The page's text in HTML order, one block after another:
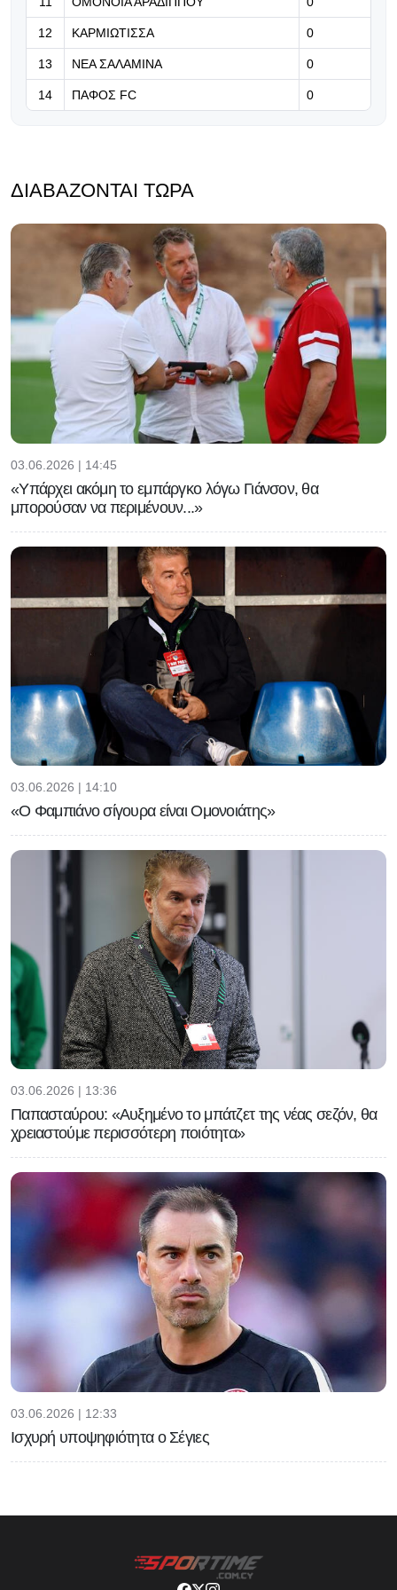
ιστορίας του Συλλόγου
12 ΚΑΡΜΙΩΤΙΣΣΑ 0
13 ΝΕΑ ΣΑΛΑΜΙΝΑ 0
14 ΠΑΦΟΣ FC 0
ΔΙΑΒΆΖΟΝΤΑΙ ΤΏΡΑ
03.06.2026 | 14:45
«Υπάρχει ακόμη το εμπάργκο λόγω Γιάνσον, θα
μπορούσαν να περιμένουν...»
03.06.2026 | 14:10
«Ο Φαμπιάνο σίγουρα είναι Ομονοιάτης»
03.06.2026 | 13:36
Παπασταύρου: «Αυξημένο το μπάτζετ της νέας σεζόν, θα
χρειαστούμε περισσότερη ποιότητα»
03.06.2026 | 12:33
Ισχυρή υποψηφιότητα ο Σέγιες